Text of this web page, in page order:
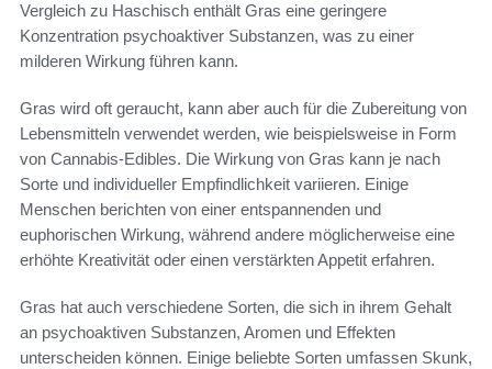
Vergleich zu Haschisch enthält Gras eine geringere
Konzentration psychoaktiver Substanzen, was zu einer
milderen Wirkung führen kann.
Gras wird oft geraucht, kann aber auch für die Zubereitung von
Lebensmitteln verwendet werden, wie beispielsweise in Form
von Cannabis-Edibles. Die Wirkung von Gras kann je nach
Sorte und individueller Empfindlichkeit variieren. Einige
Menschen berichten von einer entspannenden und
euphorischen Wirkung, während andere möglicherweise eine
erhöhte Kreativität oder einen verstärkten Appetit erfahren.
Gras hat auch verschiedene Sorten, die sich in ihrem Gehalt
an psychoaktiven Substanzen, Aromen und Effekten
unterscheiden können. Einige beliebte Sorten umfassen Skunk,